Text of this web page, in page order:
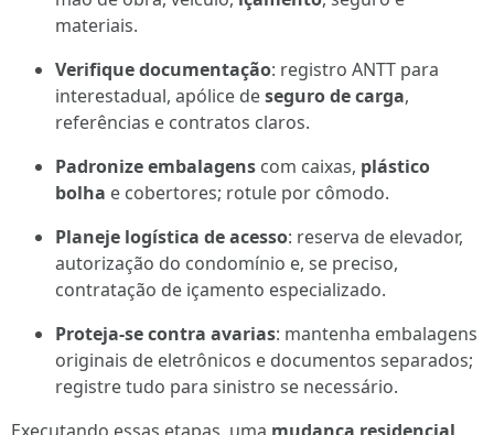
materiais.
Verifique documentação: registro ANTT para
interestadual, apólice deseguro de carga,
referências e contratos claros.
Padronize embalagens com caixas, plástico
bolha e cobertores; rotule por cômodo.
Planeje logística de acesso: reserva de elevador,
autorização do condomínio e, se preciso,
contratação de içamento especializado.
Proteja-se contra avarias: mantenha embalagens
originais de eletrônicos e documentos separados;
registre tudo para sinistro se necessário.